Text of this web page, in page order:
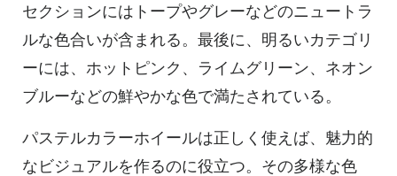
セクションにはトープやグレーなどのニュートラ
ルな色合いが含まれる。最後に、明るいカテゴリ
ーには、ホットピンク、ライムグリーン、ネオン
ブルーなどの鮮やかな色で満たされている。
パステルカラーホイールは正しく使えば、魅力的
なビジュアルを作るのに役立つ。その多様な色